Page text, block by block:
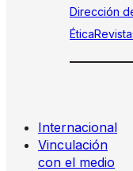
Dirección
Ética
Internacional
Vinculación
con el medio